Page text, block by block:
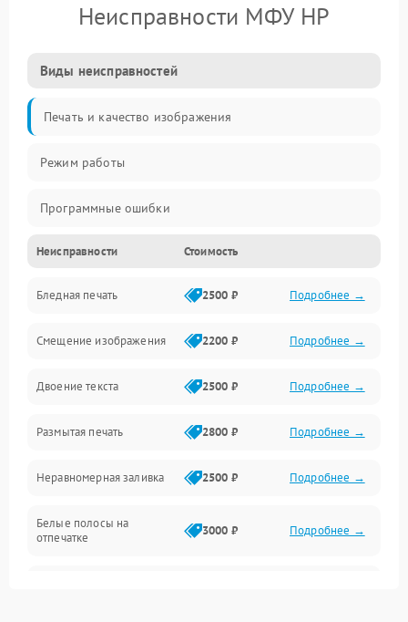
Неисправности МФУ HP
Виды неисправностей
Печать и качество изображения
Режим работы
Программные ошибки
Картриджи и расходники
Сканер и копирование
Механика и узлы
Программные сбои
Подключение и интерфейсы
Дисплей и органы управления
Изображение
Неисправности Стоимость
Бледная печать 2500 ₽ Подробнее →
Смещение изображения 2200 ₽ Подробнее →
Двоение текста 2500 ₽ Подробнее →
Размытая печать 2800 ₽ Подробнее →
Неравномерная заливка 2500 ₽ Подробнее →
Белые полосы на
отпечатке
3000 ₽ Подробнее →